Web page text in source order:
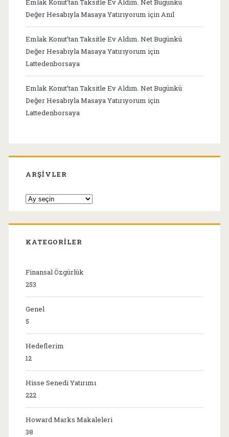
Emlak Konut’tan Taksitle Ev Aldım. Net Bugünkü
Değer Hesabıyla Masaya Yatırıyorum içinAnıl
Emlak Konut’tan Taksitle Ev Aldım. Net Bugünkü
Değer Hesabıyla Masaya Yatırıyorum için
Lattedenborsaya
Emlak Konut’tan Taksitle Ev Aldım. Net Bugünkü
Değer Hesabıyla Masaya Yatırıyorum için
Lattedenborsaya
ARŞIVLER
Arşivler
KATEGORILER
Finansal Özgürlük
253
Genel
5
Hedeflerim
12
Hisse Senedi Yatırımı
222
Howard Marks Makaleleri
38